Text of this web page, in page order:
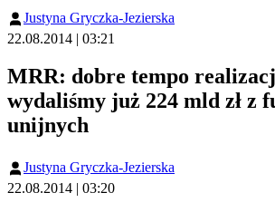
Justyna Gryczka-Jezierska
22.08.2014 | 03:21
MRR: dobre tempo
wydaliśmy już 224 mld zł z
unijnych
Justyna Gryczka-Jezierska
22.08.2014 | 03:20